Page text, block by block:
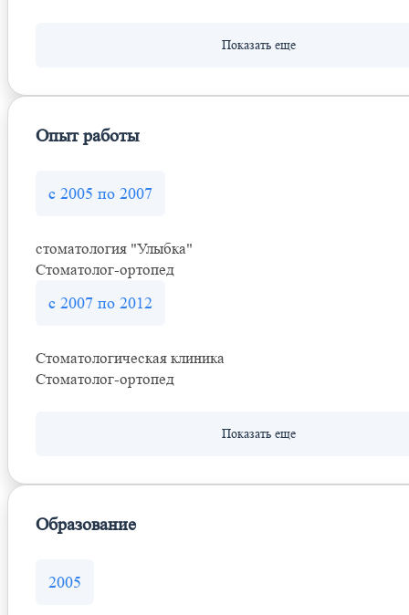
Опыт работы
с 2005 по 2007
стоматология "Улыбка"
Стоматолог-ортопед
с 2007 по 2012
Стоматологическая клиника
Стоматолог-ортопед
Образование
2005